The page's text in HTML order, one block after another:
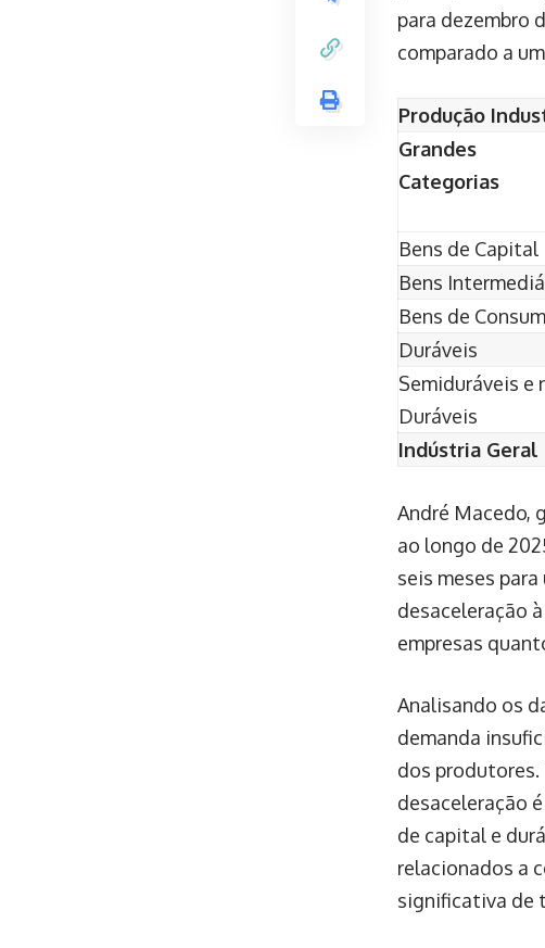
para dezembro
comparado a
Produção
Grandes
Categorias
Bens de Capital
Bens
Bens de
Duráveis
Semiduráveis e
Duráveis
Indústria Geral
André Macedo,
ao longo de
seis meses
desaceleração
empresas
Analisando os
demanda
dos produtores.
desaceleração
de capital e
relacionados a
significativa de